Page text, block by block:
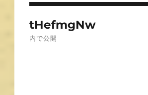
稿
tHefmgNw
内で公開